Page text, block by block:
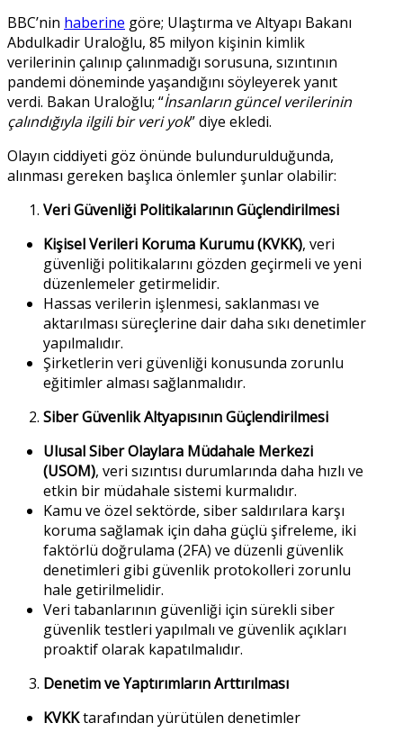
BBC’nin haberine göre; Ulaştırma ve Altyapı Bakanı
Abdulkadir Uraloğlu, 85 milyon kişinin kimlik
verilerinin çalınıp çalınmadığı sorusuna, sızıntının
pandemi döneminde yaşandığını söyleyerek yanıt
verdi. Bakan Uraloğlu; “İnsanların güncel verilerinin
çalındığıyla ilgili bir veri yok” diye ekledi.
Olayın ciddiyeti göz önünde bulundurulduğunda,
alınması gereken başlıca önlemler şunlar olabilir:
Veri Güvenliği Politikalarının Güçlendirilmesi
Kişisel Verileri Koruma Kurumu (KVKK), veri
güvenliği politikalarını gözden geçirmeli ve yeni
düzenlemeler getirmelidir.
Hassas verilerin işlenmesi, saklanması ve
aktarılması süreçlerine dair daha sıkı denetimler
yapılmalıdır.
Şirketlerin veri güvenliği konusunda zorunlu
eğitimler alması sağlanmalıdır.
Siber Güvenlik Altyapısının Güçlendirilmesi
Ulusal Siber Olaylara Müdahale Merkezi
(USOM), veri sızıntısı durumlarında daha hızlı ve
etkin bir müdahale sistemi kurmalıdır.
Kamu ve özel sektörde, siber saldırılara karşı
koruma sağlamak için daha güçlü şifreleme, iki
faktörlü doğrulama (2FA) ve düzenli güvenlik
denetimleri gibi güvenlik protokolleri zorunlu
hale getirilmelidir.
Veri tabanlarının güvenliği için sürekli siber
güvenlik testleri yapılmalı ve güvenlik açıkları
proaktif olarak kapatılmalıdır.
Denetim ve Yaptırımların Arttırılması
KVKKtarafından yürütülen denetimler